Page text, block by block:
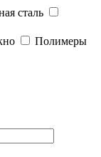
сталь
Полимеры